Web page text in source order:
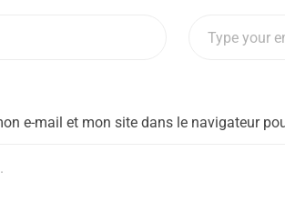
e-mail et mon site dans le navigateur